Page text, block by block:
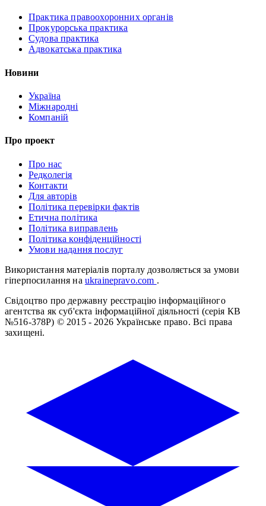
Практика правоохоронних органів
Прокурорська практика
Судова практика
Адвокатська практика
Новини
Україна
Міжнародні
Компаній
Про проект
Про нас
Редколегія
Контакти
Для авторів
Політика перевірки фактів
Етична політика
Політика виправлень
Політика конфіденційності
Умови надання послуг
Використання матеріалів порталу дозволяється за умови
гіперпосилання на ukrainepravo.com .
Свідоцтво про державну реєстрацію інформаційного
агентства як суб'єкта інформаційної діяльності (серія КВ
№516-378Р) © 2015 - 2026 Українське право. Всі права
захищені.